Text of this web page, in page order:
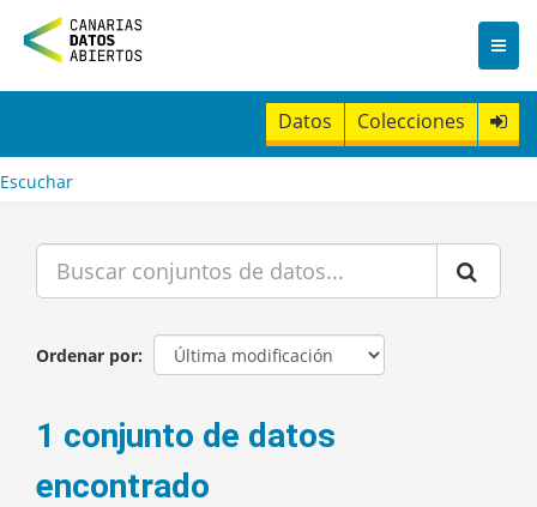
n
t
Datos Colecciones
Escuchar
Ordenar por
1 conjunto de datos
encontrado